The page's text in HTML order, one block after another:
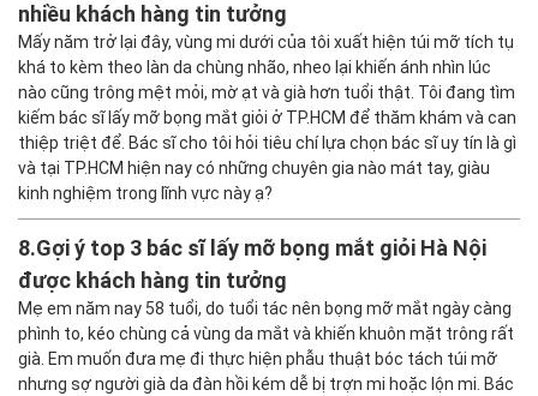
nhiều khách hàng tin tưởng
Mấy năm trở lại đây, vùng mi dưới của tôi xuất hiện túi mỡ tích tụ
khá to kèm theo làn da chùng nhão, nheo lại khiến ánh nhìn lúc
nào cũng trông mệt mỏi, mờ ạt và già hơn tuổi thật. Tôi đang tìm
kiếm bác sĩ lấy mỡ bọng mắt giỏi ở TP.HCM để thăm khám và can
thiệp triệt để. Bác sĩ cho tôi hỏi tiêu chí lựa chọn bác sĩ uy tín là gì
và tại TP.HCM hiện nay có những chuyên gia nào mát tay, giàu
kinh nghiệm trong lĩnh vực này ạ?
8.Gợi ý top 3 bác sĩ lấy mỡ bọng mắt giỏi Hà Nội
được khách hàng tin tưởng
Mẹ em năm nay 58 tuổi, do tuổi tác nên bọng mỡ mắt ngày càng
phình to, kéo chùng cả vùng da mắt và khiến khuôn mặt trông rất
già. Em muốn đưa mẹ đi thực hiện phẫu thuật bóc tách túi mỡ
nhưng sợ người già da đàn hồi kém dễ bị trợn mi hoặc lộn mi. Bác